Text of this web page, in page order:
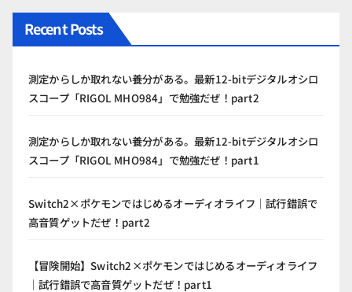
Recent Posts
測定からしか取れない養分がある。最新12-bitデジタルオシロ
スコープ「RIGOL MHO984」で勉強だぜ！part2
測定からしか取れない養分がある。最新12-bitデジタルオシロ
スコープ「RIGOL MHO984」で勉強だぜ！part1
Switch2×ポケモンではじめるオーディオライフ｜試行錯誤で
高音質ゲットだぜ！part2
【冒険開始】Switch2×ポケモンではじめるオーディオライフ
｜試行錯誤で高音質ゲットだぜ！part1